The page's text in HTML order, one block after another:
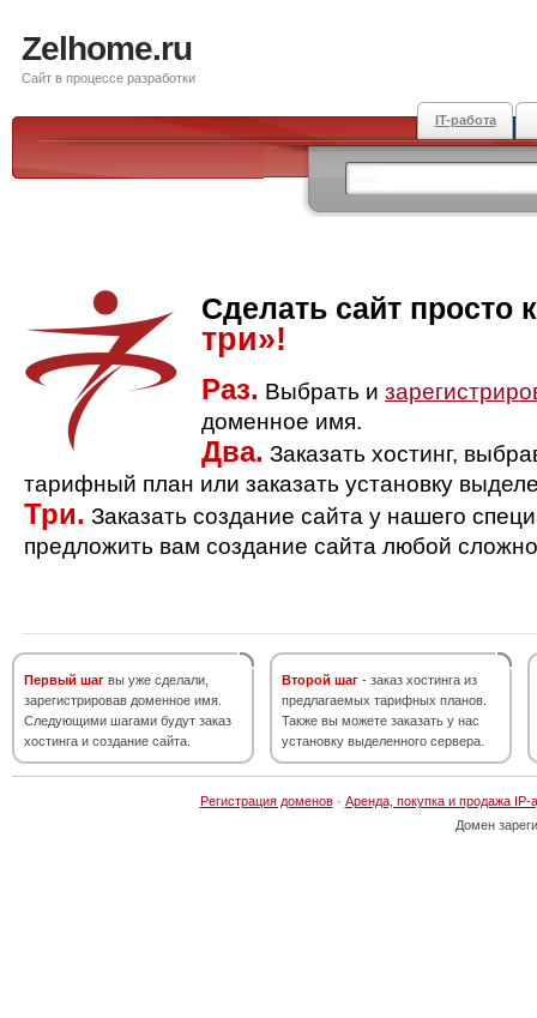
Zelhome.ru
Сайт в процессе разработки
IT-работа
Сделать сайт просто
три»!
Раз. Выбрать и
доменное имя.
Два. Заказать хостинг,
тарифный план или заказать установку
Три. Заказать создание сайта у нашего
предложить вам создание сайта любой
Первый шаг вы уже сделали,
зарегистрировав доменное имя.
Следующими шагами будут заказ
хостинга и создание сайта.
Второй шаг - заказ хостинга из
предлагаемых тарифных планов.
Также вы можете заказать у нас
установку выделенного сервера.
Регистрация доменов· Аренда, покупка и продажа IP-
Домен